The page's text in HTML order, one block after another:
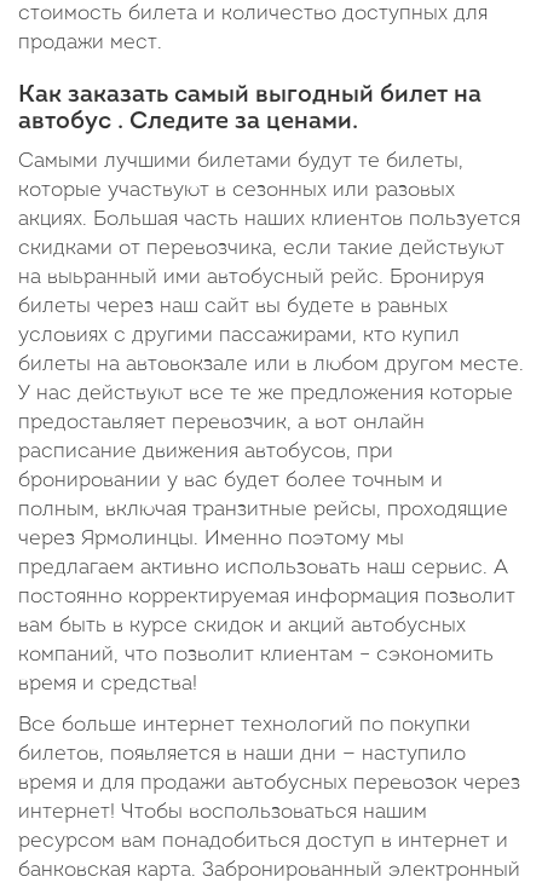
стоимость билета и количество доступных для
продажи мест.
Как заказать самый выгодный билет на
автобус . Следите за ценами.
Самыми лучшими билетами будут те билеты,
которые участвуют в сезонных или разовых
акциях. Большая часть наших клиентов пользуется
скидками от перевозчика, если такие действуют
на выьранный ими автобусный рейс. Бронируя
билеты через наш сайт вы будете в равных
условиях с другими пассажирами, кто купил
билеты на автовокзале или в любом другом месте.
У нас действуют все те же предложения которые
предоставляет перевозчик, а вот онлайн
расписание движения автобусов, при
бронировании у вас будет более точным и
полным, включая транзитные рейсы, проходящие
через Ярмолинцы. Именно поэтому мы
предлагаем активно использовать наш сервис. А
постоянно корректируемая информация позволит
вам быть в курсе скидок и акций автобусных
компаний, что позволит клиентам – сэкономить
время и средства!
Все больше интернет технологий по покупки
билетов, появляется в наши дни — наступило
время и для продажи автобусных перевозок через
интернет! Чтобы воспользоваться нашим
ресурсом вам понадобиться доступ в интернет и
банковская карта. Забронированный электронный